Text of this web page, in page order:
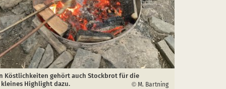
Köstlichkeiten gehört auch Stockbrot für die
Highlight dazu.
M. Bartning